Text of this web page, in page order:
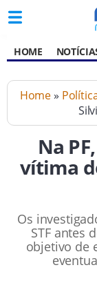
HOME
Home»
Na
vítima
Os
STF antes
objetivo de